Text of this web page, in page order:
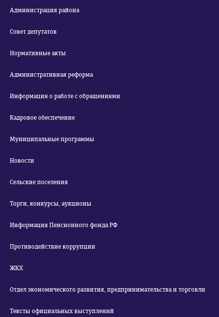
Администрация района
Совет депутатов
Нормативные акты
Административная реформа
Информация о работе с обращениями
Кадровое обеспечение
Муниципальные программы
Новости
Сельские поселения
Торги, конкурсы, аукционы
Информация Пенсионного фонда РФ
Противодействие коррупции
ЖКХ
Отдел экономического развития, предпринимательства и торговли
Тексты официальных выступлений